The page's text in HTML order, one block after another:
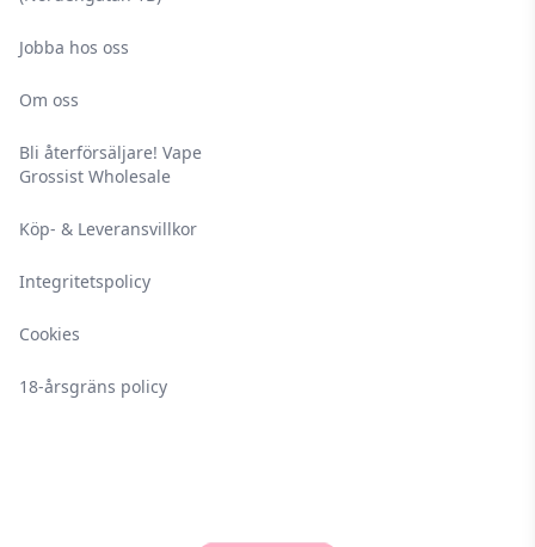
Jobba hos oss
Om oss
Bli återförsäljare! Vape
Grossist Wholesale
Köp- & Leveransvillkor
Integritetspolicy
Cookies
18-årsgräns policy